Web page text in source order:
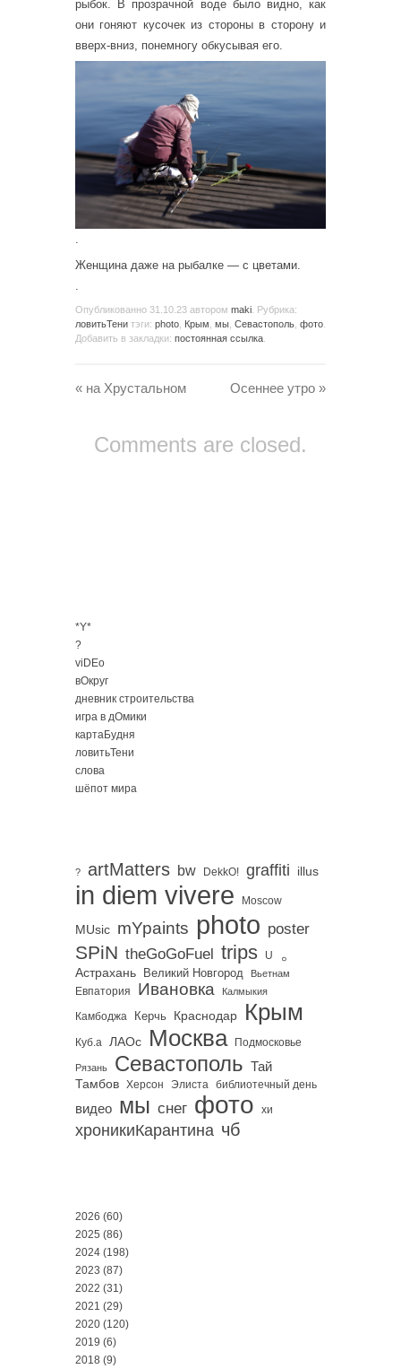
рыбок. В прозрачной воде было видно, как
они гоняют кусочек из стороны в сторону и
вверх-вниз, понемногу обкусывая его.
Женщина даже на рыбалке — с цветами.
.
Опубликованно 31.10.23 автором maki . Рубрика:
ловитьТени тэги: photo Крым мы Севастополь фото
Добавить в закладки: постоянная ссылка
« на Хрустальном Осеннее утро »
Comments are closed.
*Y*
?
viDEo
вОкруг
дневник строительства
игра в дОмики
картаБудня
ловитьТени
слова
шёпот мира
? artMatters bw DekkO! graffiti illus
in diem vivere Moscow
MUsic mYpaints photo poster
SPiN theGoGoFuel trips U 。
Астрахань Великий Новгород Вьетнам
Евпатория Ивановка Калмыкия
Камбоджа Керчь Краснодар Крым
Куб.а ЛАОс Москва Подмосковье
Рязань Севастополь Тай
Тамбов Херсон Элиста библиотечный день
видео мы снег фото хи
хроникиКарантина чб
2026 (60)
2025 (86)
2024 (198)
2023 (87)
2022 (31)
2021 (29)
2020 (120)
2019 (6)
2018 (9)